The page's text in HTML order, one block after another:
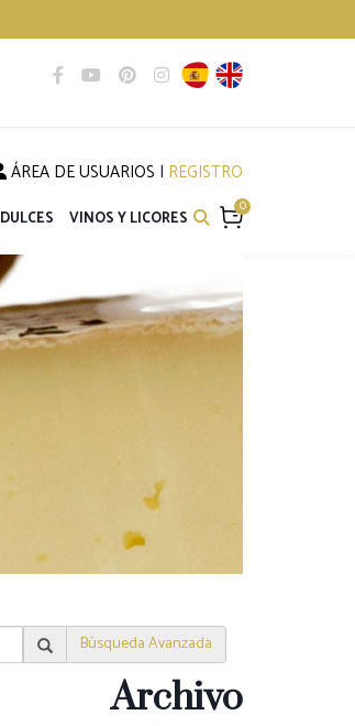
ÁREA DE USUARIOS | REGISTRO
DULCES VINOS Y LICORES
0
Búsqueda Avanzada
Archivo